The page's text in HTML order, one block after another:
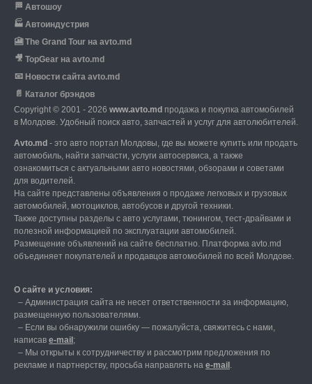
🏁 Автошоу
🏭 Автоиндустрия
🎦 The Grand Tour на avto.md
🎥 TopGear на avto.md
📧 Новости сайта avto.md
📄 Каталог брэндов
Copyright © 2001 - 2026 www.avto.md продажа и покупка автомобилей
в Молдове. Удобный поиск авто, запчастей и услуг для автолюбителей.
Avto.md - это авто портал Молдовы, где вы можете купить или продать
автомобиль, найти запчасти, услуги автосервиса, а также
ознакомиться с актуальными авто новостями, обзорами и советами
для водителей.
На сайте представлены объявления о продаже легковых и грузовых
автомобилей, мотоциклов, автобусов и другой техники.
Также доступны разделы с авто услугами, тюнингом, тест-драйвами и
полезной информацией по эксплуатации автомобилей.
Размещение объявлений на сайте бесплатно. Платформа avto.md
объединяет покупателей и продавцов автомобилей по всей Молдове.
О сайте и условия:
– Администрация сайта не несет ответственности за информацию,
размещенную пользователями.
– Если вы обнаружили ошибку — пожалуйста, свяжитесь с нами,
написав е-mail ;
– Мы открыты к сотрудничеству и рассмотрим предложения по
рекламе и партнерству, просьба направлять на е-mail .